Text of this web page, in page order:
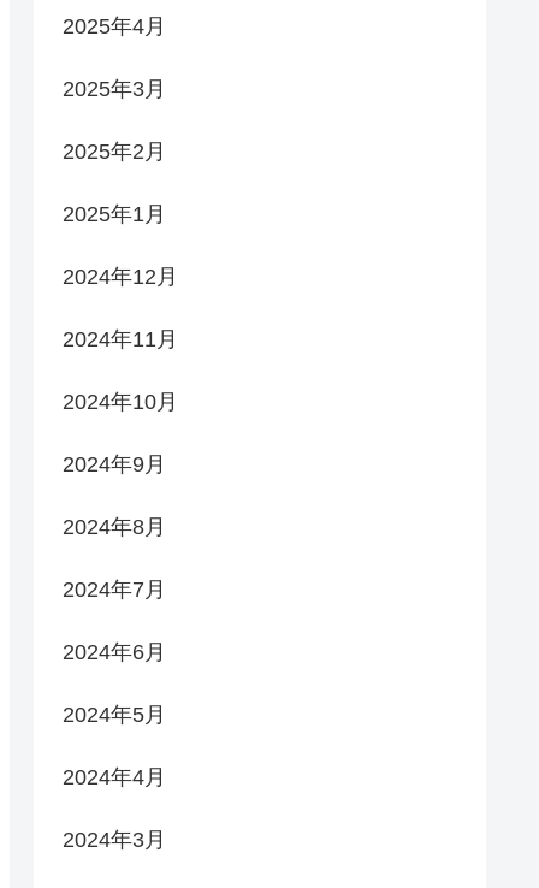
2025年4月
2025年3月
2025年2月
2025年1月
2024年12月
2024年11月
2024年10月
2024年9月
2024年8月
2024年7月
2024年6月
2024年5月
2024年4月
2024年3月